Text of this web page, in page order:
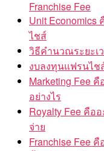
Franchise Fee
Unit
ไชส์
วิธีคำนวณระยะเ
งบลงทุนแฟรนไช
Marketing Fee
อย่างไร
Royalty Fee คือ
จ่าย
Franchise Fee